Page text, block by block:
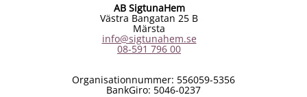
AB SigtunaHem
Västra Bangatan 25 B
Märsta
info@sigtunahem.se
08-591 796 00
Organisationnummer: 556059-5356
BankGiro: 5046-0237